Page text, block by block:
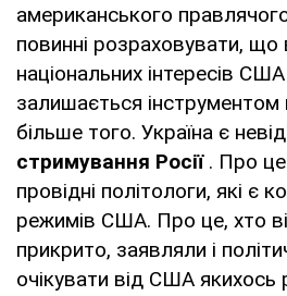
американського
повинні розраховувати, що
національних інтересів
залишається інструментом
більше того. Україна є
стримування Росії. Про це
провідні політологи, які є
режимів США. Про це, хто
прикрито, заявляли і
очікувати від США якихось